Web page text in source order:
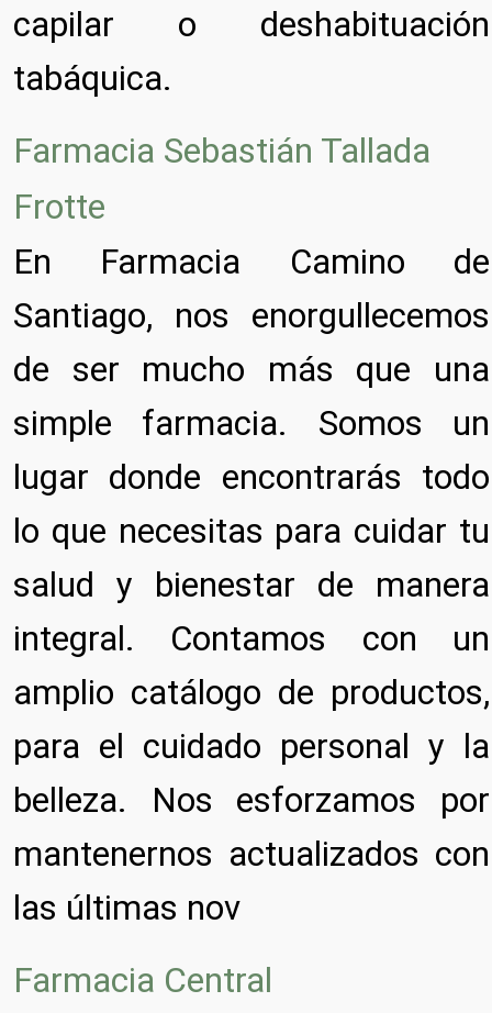
capilar o deshabituación
tabáquica.
Farmacia Sebastián Tallada
Frotte
En Farmacia Camino de
Santiago, nos enorgullecemos
de ser mucho más que una
simple farmacia. Somos un
lugar donde encontrarás todo
lo que necesitas para cuidar tu
salud y bienestar de manera
integral. Contamos con un
amplio catálogo de productos,
para el cuidado personal y la
belleza. Nos esforzamos por
mantenernos actualizados con
las últimas nov
Farmacia Central